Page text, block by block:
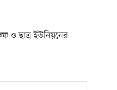
ও ছাত্র ইউনিয়নের